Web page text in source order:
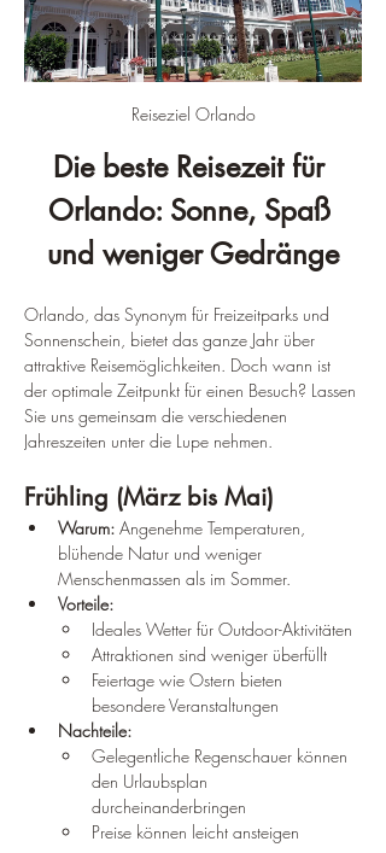
Reiseziel Orlando
Die beste Reisezeit für
Orlando: Sonne, Spaß
und weniger Gedränge
Orlando, das Synonym für Freizeitparks und
Sonnenschein, bietet das ganze Jahr über
attraktive Reisemöglichkeiten. Doch wann ist
der optimale Zeitpunkt für einen Besuch? Lassen
Sie uns gemeinsam die verschiedenen
Jahreszeiten unter die Lupe nehmen.
Frühling (März bis Mai)
Warum: Angenehme Temperaturen,
blühende Natur und weniger
Menschenmassen als im Sommer.
Vorteile:
Ideales Wetter für Outdoor-Aktivitäten
Attraktionen sind weniger überfüllt
Feiertage wie Ostern bieten
besondere Veranstaltungen
Nachteile:
Gelegentliche Regenschauer können
den Urlaubsplan
durcheinanderbringen
Preise können leicht ansteigen